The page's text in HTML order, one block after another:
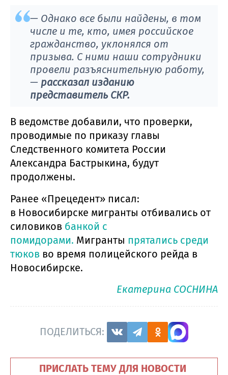
— Однако все были найдены, в том
числе и те, кто, имея российское
гражданство, уклонялся от
призыва. С ними наши сотрудники
провели разъяснительную работу,
— рассказал изданию
представитель СКР.
В ведомстве добавили, что проверки,
проводимые по приказу главы
Следственного комитета России
Александра Бастрыкина, будут
продолжены.
Ранее «Прецедент» писал:
в Новосибирске мигранты отбивались от
силовиков банкой с
помидорами. Мигранты прятались среди
тюков во время полицейского рейда в
Новосибирске.
Екатерина СОСНИНА
ПОДЕЛИТЬСЯ:
ПРИСЛАТЬ ТЕМУ ДЛЯ НОВОСТИ